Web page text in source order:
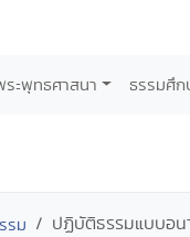
ะพุทธศาสนา ธรรมศึก
รม ปฏิบัติธรรมแบบอน